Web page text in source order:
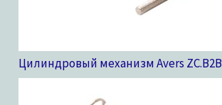
Цилиндровый механизм Avers ZC.B2B